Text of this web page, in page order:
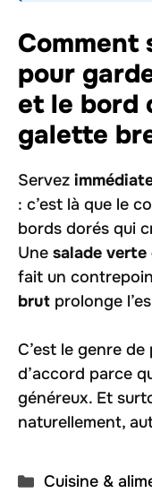
Comment
pour
et le bord
galette
Servez
: c’est là que le
bords dorés qui
Une salade
fait un
brut prolonge
C’est le genre
d’accord parce
généreux. Et
naturellement,
Catégories
Cuisine &